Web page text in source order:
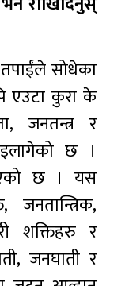
सोधेका
एउटा कुरा के
जनतन्त्र र
छ ।
छ । यस
शक्तिहरु र
जनघाती र